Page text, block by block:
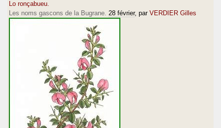
Lo ronçabueu.
Les noms gascons de la Bugrane. 28 février, par VERDIER Gilles